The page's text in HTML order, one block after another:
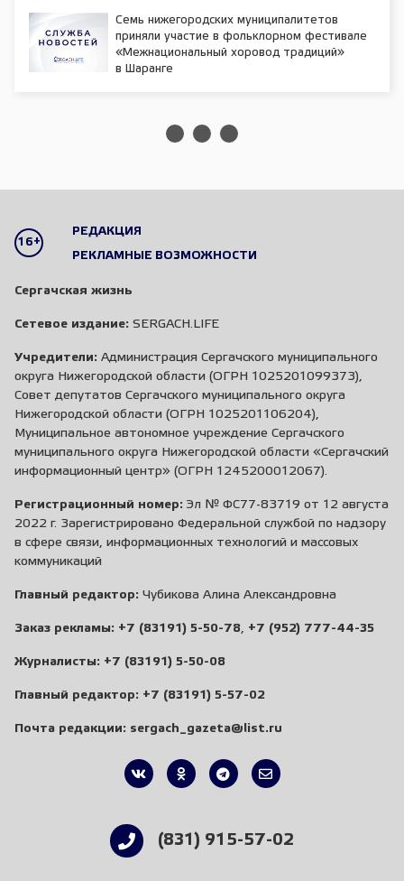
Семь нижегородских муниципалитетов
приняли участие в фольклорном фестивале
«Межнациональный хоровод традиций»
в Шаранге
16+
РЕДАКЦИЯ
РЕКЛАМНЫЕ ВОЗМОЖНОСТИ
Сергачская жизнь
Сетевое издание: SERGACH.LIFE
Учредители: Администрация Сергачского муниципального
округа Нижегородской области (ОГРН 1025201099373),
Совет депутатов Сергачского муниципального округа
Нижегородской области (ОГРН 1025201106204),
Муниципальное автономное учреждение Сергачского
муниципального округа Нижегородской области «Сергачский
информационный центр» (ОГРН 1245200012067).
Регистрационный номер: Эл № ФС77-83719 от 12 августа
2022 г. Зарегистрировано Федеральной службой по надзору
в сфере связи, информационных технологий и массовых
коммуникаций
Главный редактор: Чубикова Алина Александровна
Заказ рекламы: +7 (83191) 5-50-78 +7 (952) 777-44-35
Журналисты: +7 (83191) 5-50-08
Главный редактор: +7 (83191) 5-57-02
Почта редакции: sergach_gazeta@list.ru
(831) 915-57-02